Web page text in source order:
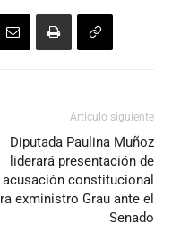
Artículo siguiente
Diputada Paulina Muñoz
liderará presentación de
acusación constitucional
exministro Grau ante el
Senado